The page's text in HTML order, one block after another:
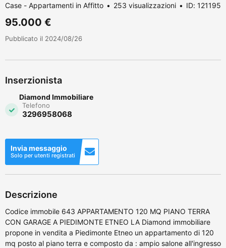
Case - Appartamenti in Affitto 253 visualizzazioni ID: 121195
95.000 €
Pubblicato il 2024/08/26
Inserzionista
Diamond Immobiliare
Telefono
3296958068
Invia messaggio
Solo per utenti registrati
Descrizione
Codice immobile 643 APPARTAMENTO 120 MQ PIANO TERRA
CON GARAGE A PIEDIMONTE ETNEO LA Diamond immobiliare
propone in vendita a Piedimonte Etneo un appartamento di 120
mq posto al piano terra e composto da : ampio salone all'ingresso